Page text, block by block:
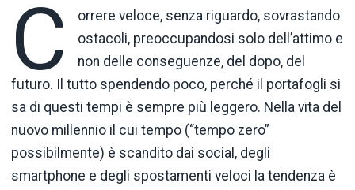
C
orrere veloce, senza riguardo, sovrastando
ostacoli, preoccupandosi solo dell’attimo e
non delle conseguenze, del dopo, del
futuro. Il tutto spendendo poco, perché il portafogli si
sa di questi tempi è sempre più leggero. Nella vita del
nuovo millennio il cui tempo (“tempo zero”
possibilmente) è scandito dai social, degli
smartphone e degli spostamenti veloci la tendenza è